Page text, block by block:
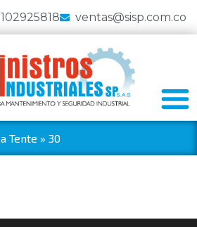
ventas@sisp.com.co
Tente » 30